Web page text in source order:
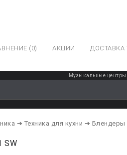
(0) АКЦИИ ДОСТАВКА
Музыкальные центры
➔ Техника для кухни ➔ Блендеры
SW